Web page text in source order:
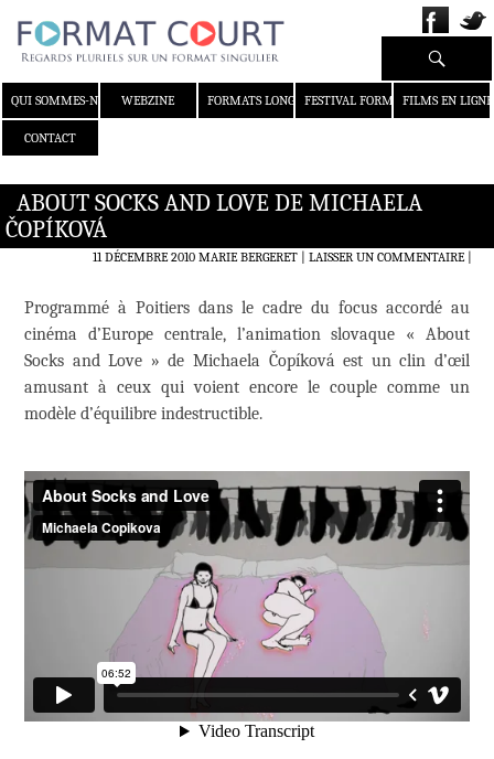
QUI SOMMES-NOUS ?WEBZINE FORMATS LONGS FESTIVAL FORMAT COURT
FILMS EN LIGNE
CONTACT
Recherche
ABOUT SOCKS AND LOVE DE MICHAELA
ČOPÍKOVÁ
11 DÉCEMBRE 2010 MARIE BERGERET LAISSER UN COMMENTAIRE|
Programmé à Poitiers dans le cadre du focus accordé au
cinéma d’Europe centrale, l’animation slovaque « About
Socks and Love » de Michaela Čopíková est un clin d’œil
amusant à ceux qui voient encore le couple comme un
modèle d’équilibre indestructible.